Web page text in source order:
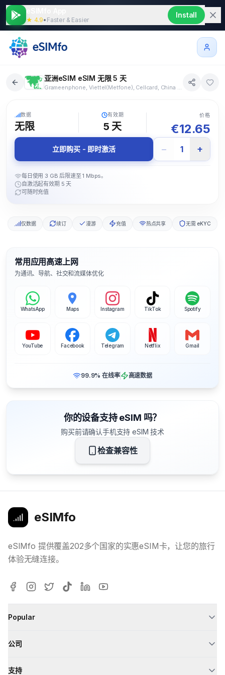
★ 4.9• Faster & Easier
Install
亚洲eSIM eSIM 无限 5 天
Grameenphone, Viettel(Metfone), Cellcard, China Unicom, China Mobile, China Telecom, HKT, Jio, Telkomsel, KDDI, Softbank, LTC, CTM, Maxis, Digi, Celcom, Telenor, Mobilink, Globe, Smart, StarHub, Singtel, SKT, LGU+, Hutchison, Mobitel, Chunghwa Telecom, AIS, True, Dtac, Vinaphone, Vms Mobifon
数据
无限
有效期
5 天
价格
€12.65
立即购买 - 即时激活 − 1 +
每日使用 3 GB 后限速至 1 Mbps。
自激活起有效期 5 天
可随时充值
仅数据 续订 漫游 充值 热点共享 无需 eKYC
常用应用高速上网
为通讯、导航、社交和流媒体优化
WhatsApp Maps Instagram TikTok Spotify
YouTube Facebook Telegram Netflix Gmail
99.9% 在线率 高速数据
你的设备支持 eSIM 吗？
购买前请确认手机支持 eSIM 技术
检查兼容性
eSIMfo
eSIMfo 提供覆盖202多个国家的实惠eSIM卡，让您的旅行
体验无缝连接。
Popular
公司
支持